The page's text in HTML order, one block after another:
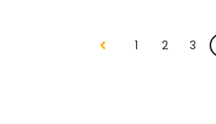
Préc. 1 2 3